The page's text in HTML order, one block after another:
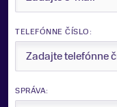
TELEFÓNNE ČÍSLO:
SPRÁVA: